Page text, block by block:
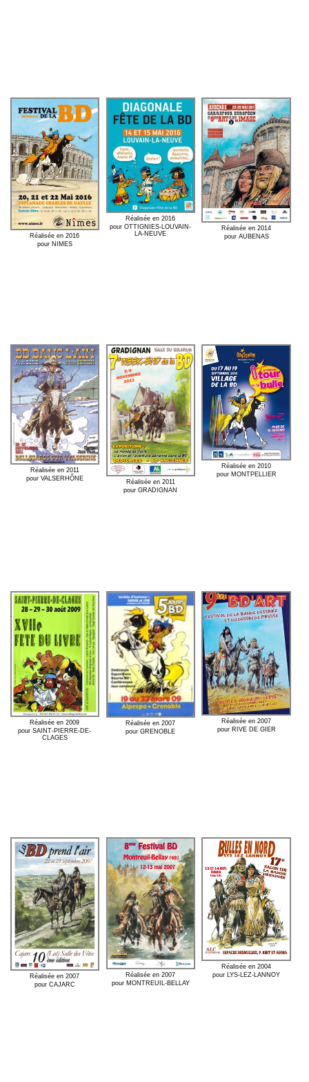
Réalisée en 2016
pour NIMES
Réalisée en 2016
pour OTTIGNIES-LOUVAIN-
LA-NEUVE
Réalisée en 2014
pour AUBENAS
Réalisée en 2011
pour VALSERHÔNE
Réalisée en 2011
pour GRADIGNAN
Réalisée en 2010
pour MONTPELLIER
Réalisée en 2009
pour SAINT-PIERRE-DE-
CLAGES
Réalisée en 2007
pour GRENOBLE
Réalisée en 2007
pour RIVE DE GIER
Réalisée en 2007
pour CAJARC
Réalisée en 2007
pour MONTREUIL-BELLAY
Réalisée en 2004
pour LYS-LEZ-LANNOY